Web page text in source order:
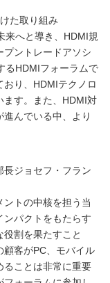
た取り組み
来へと導き、HDMI規
プントレードアソシ
るHDMIフォーラムで
り、HDMIテクノロ
ます。また、HDMI対
んでいる中、より
長ジョセフ・フラン
ントの中核を担う当
ンパクトをもたらす
割を果たすこと
顧客がPC、モバイル
ることは非常に重要